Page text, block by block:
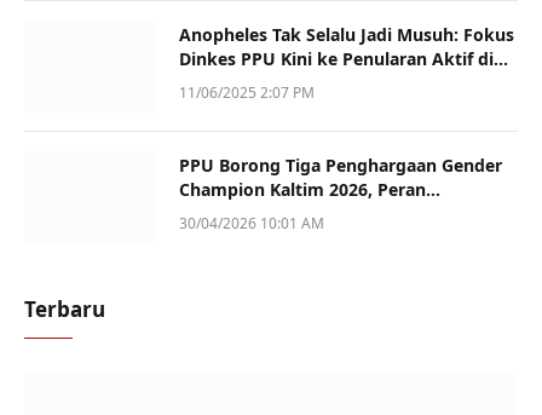
Anopheles Tak Selalu Jadi Musuh: Fokus
Dinkes PPU Kini ke Penularan Aktif di
Sotek
11/06/2025 2:07 PM
PPU Borong Tiga Penghargaan Gender
Champion Kaltim 2026, Peran
Perempuan Jadi Sorotan
30/04/2026 10:01 AM
Terbaru